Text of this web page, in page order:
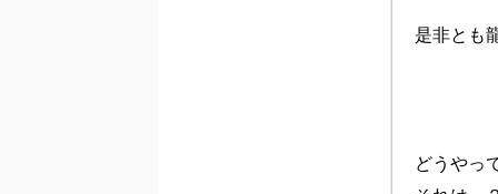
是非とも
どうやっ